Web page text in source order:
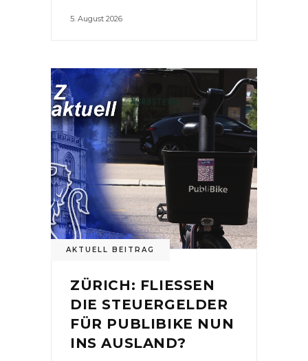
5. August 2026
AKTUELL BEITRAG
ZÜRICH: FLIESSEN
DIE STEUERGELDER
FÜR PUBLIBIKE NUN
INS AUSLAND?